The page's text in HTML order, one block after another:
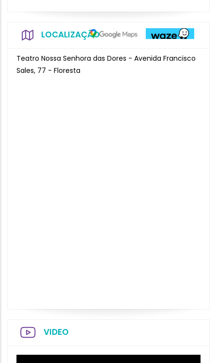
LOCALIZAÇÃO
Teatro Nossa Senhora das Dores - Avenida Francisco
Sales, 77 - Floresta
VIDEO